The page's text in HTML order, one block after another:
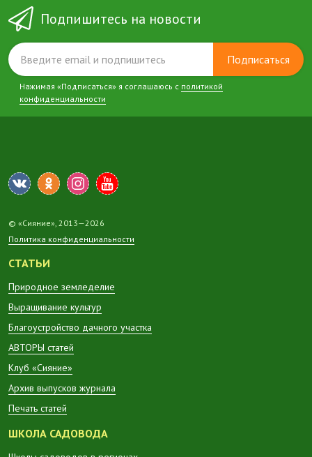
Подпишитесь на новости
Подписаться
Нажимая «Подписаться» я соглашаюсь с политикой
конфиденциальности
© «Сияние», 2013—2026
Политика конфиденциальности
СТАТЬИ
Природное земледелие
Выращивание культур
Благоустройство дачного участка
АВТОРЫ статей
Клуб «Сияние»
Архив выпусков журнала
Печать статей
ШКОЛА САДОВОДА